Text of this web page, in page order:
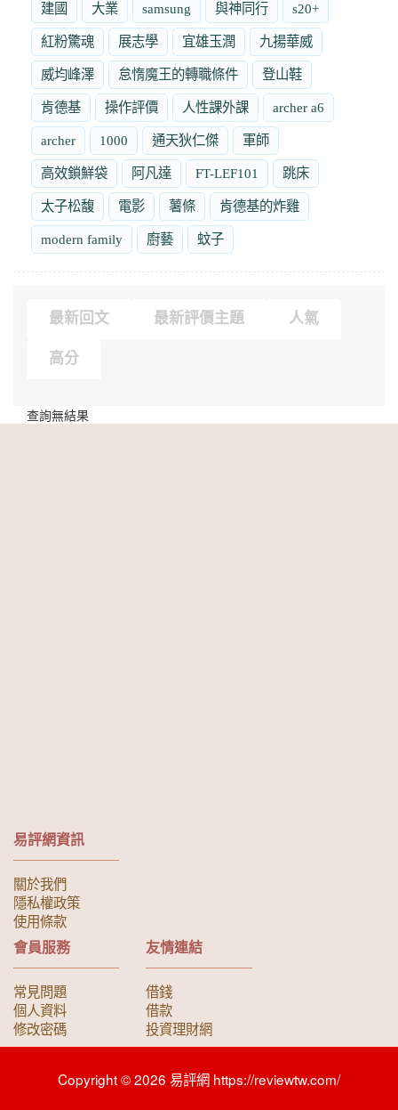
建國 大業 samsung 與神同行 s20+
紅粉驚魂 展志學 宜雄玉潤 九揚華威
威均峰澤 怠惰魔王的轉職條件 登山鞋
肯德基 操作評價 人性課外課 archer a6
archer 1000 通天狄仁傑 軍師
高效鎖鮮袋 阿凡達 FT-LEF101 跳床
太子松馥 電影 薯條 肯德基的炸雞
modern family 廚藝 蚊子
最新回文 最新評價主題 人氣
高分
查詢無結果
易評網資訊
關於我們
隱私權政策
使用條款
會員服務
常見問題
個人資料
修改密碼
友情連結
借錢
借款
投資理財網
Copyright © 2026 易評網 https://reviewtw.com/